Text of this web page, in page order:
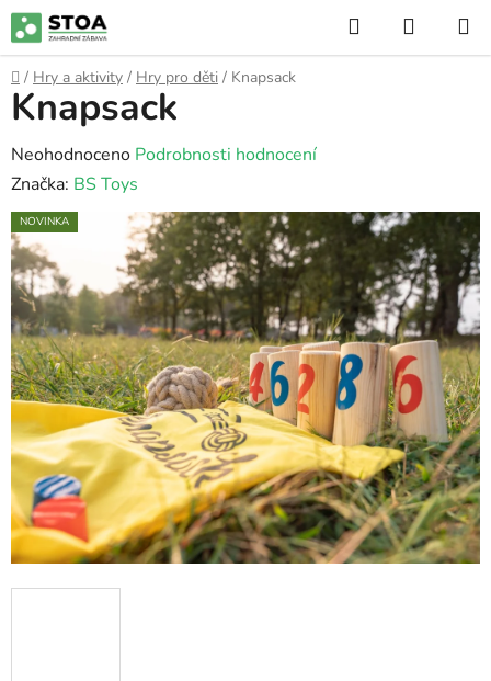
Přejít
na
obsah
Hledat
KOŠÍK
Domů
/ Hry a aktivity / Hry pro děti / Knapsack
Knapsack
Průměrné
hodnocení
produktu
je
0,0
z
5
hvězdiček.
Neohodnoceno Podrobnosti hodnocení
Značka: BS Toys
NOVINKA